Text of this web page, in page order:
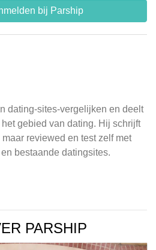
bij Parship
dating-sites-vergelijken en deelt
gebied van dating. Hij schrijft
reviewed en test zelf met
bestaande datingsites.
PARSHIP